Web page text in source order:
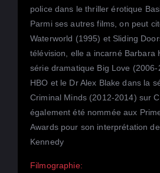
police dans le thriller érotique
Parmi ses autres films, on peut
Waterworld (1995) et Sliding
télévision, elle a incarné Barbara
série dramatique Big Love
HBO et le Dr Alex Blake dans la
Criminal Minds (2012-2014) sur
également été nommée aux
Awards pour son interprétation
Kennedy
Filmographie: